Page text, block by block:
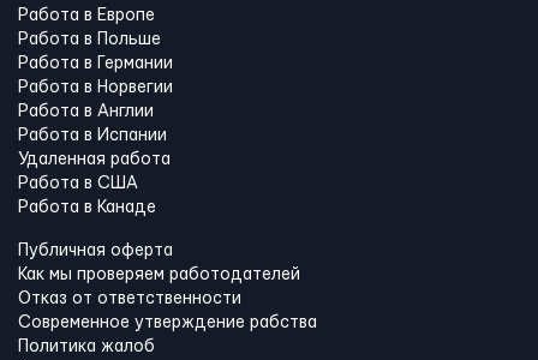
Работа в Европе
Работа в Польше
Работа в Германии
Работа в Норвегии
Работа в Англии
Работа в Испании
Удаленная работа
Работа в США
Работа в Канадe
Публичная оферта
Как мы проверяем работодателей
Отказ от ответственности
Современное утверждение рабства
Политика жалоб